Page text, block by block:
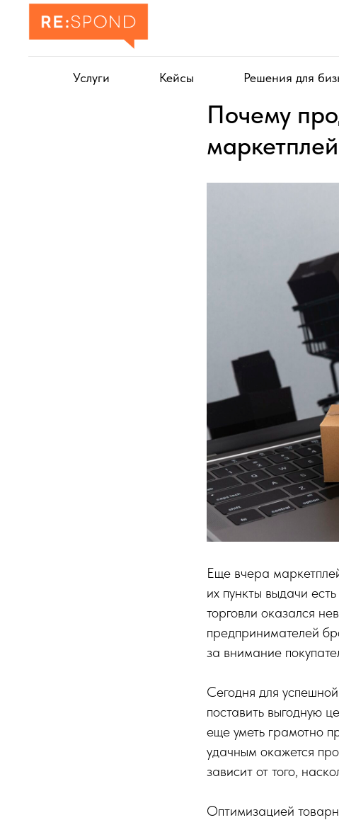
Услуги Кейсы Решения для
Почему
Еще вчера
их пункты выдачи
торговли оказался
предпринимателей
за внимание
Сегодня для
поставить выгодную
еще уметь грамотно
удачным окажется
зависит от того,
Оптимизацией